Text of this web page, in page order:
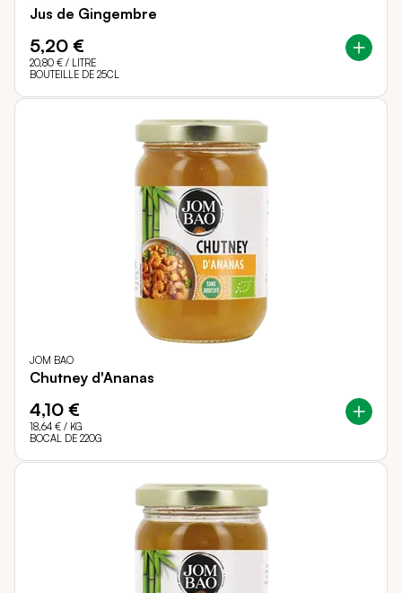
Jus de Gingembre
5,20 €
20,80 € / LITRE
BOUTEILLE DE 25CL
JOM BAO
Chutney d'Ananas
4,10 €
18,64 € / KG
BOCAL DE 220G